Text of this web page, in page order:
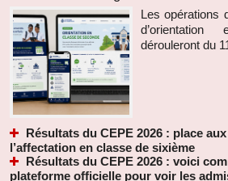
Les opérations
dérouleront du
Résultats du CEPE 2026 : place
l’affectation en classe de sixième
Résultats du CEPE 2026 : voici
plateforme officielle pour voir les